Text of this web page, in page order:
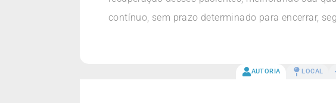
contínuo, sem prazo determinado para encerrar,
AUTORIA LOCAL